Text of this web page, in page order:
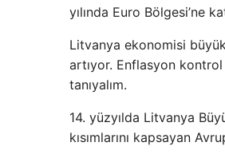
yılında Euro Bölgesi’ne
Litvanya ekonomisi büyük
artıyor. Enflasyon
tanıyalım.
14. yüzyılda Litvanya
kısımlarını kapsayan